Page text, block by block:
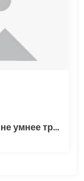
Искусственный интеллект не умнее трехлетнего ребенка